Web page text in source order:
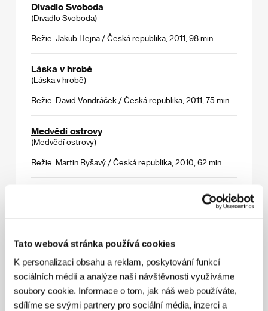
Tato webová stránka používá cookies
K personalizaci obsahu a reklam, poskytování funkcí
sociálních médií a analýze naší návštěvnosti využíváme
soubory cookie. Informace o tom, jak náš web používáte,
sdílíme se svými partnery pro sociální média, inzerci a
Divadlo Svoboda
(Divadlo Svoboda)
Režie: Jakub Hejna / Česká republika, 2011, 98 min
Láska v hrobě
(Láska v hrobě)
Režie: David Vondráček / Česká republika, 2011, 75 min
Medvědí ostrovy
(Medvědí ostrovy)
Režie: Martin Ryšavý / Česká republika, 2010, 62 min
(Nesvatbov)
Režie: Erika Hníková / Česká republika, Slovenská
republika, 2010, 72 min